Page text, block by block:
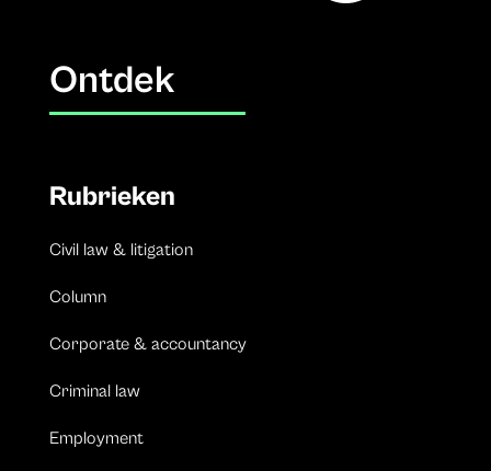
Ontdek
Rubrieken
Civil law & litigation
Column
Corporate & accountancy
Criminal law
Employment